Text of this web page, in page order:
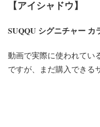
【アイシャドウ】
SUQQU シグニチャー カ
動画で実際に使われてい
ですが、まだ購入できる